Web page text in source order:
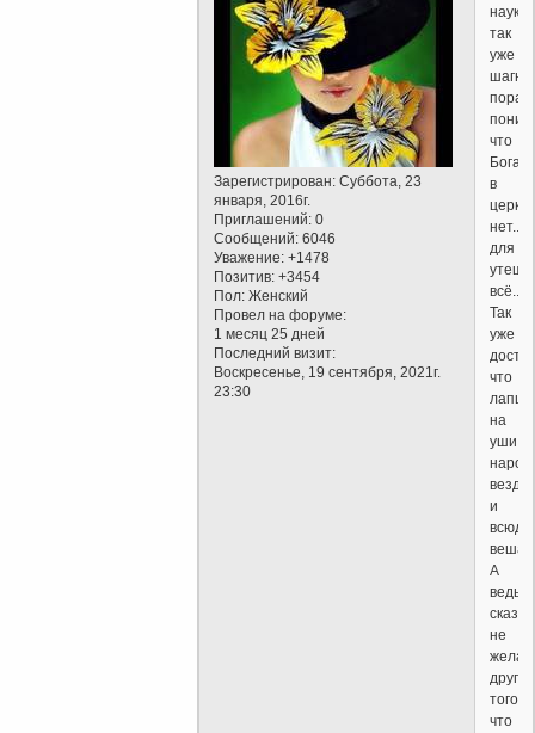
Зарегистрирован: Суббота, 23
января, 2016г.
Приглашений: 0
Сообщений: 6046
Уважение: +1478
Позитив: +3454
Пол: Женский
Провел на форуме:
1 месяц 25 дней
Последний визит:
Воскресенье, 19 сентября, 2021г.
23:30
наука
так
уже
пора
что
Бога
в
для
всё....
Так
уже
что
лапшу
на
уши
везде
и
всюду
А
ведь
не
того,
что